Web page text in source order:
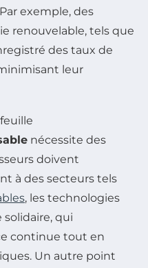
exemple, des
renouvelable, tels que
des taux de
leur
nécessite des
doivent
à des secteurs tels
, les technologies
qui
continue tout en
Un autre point